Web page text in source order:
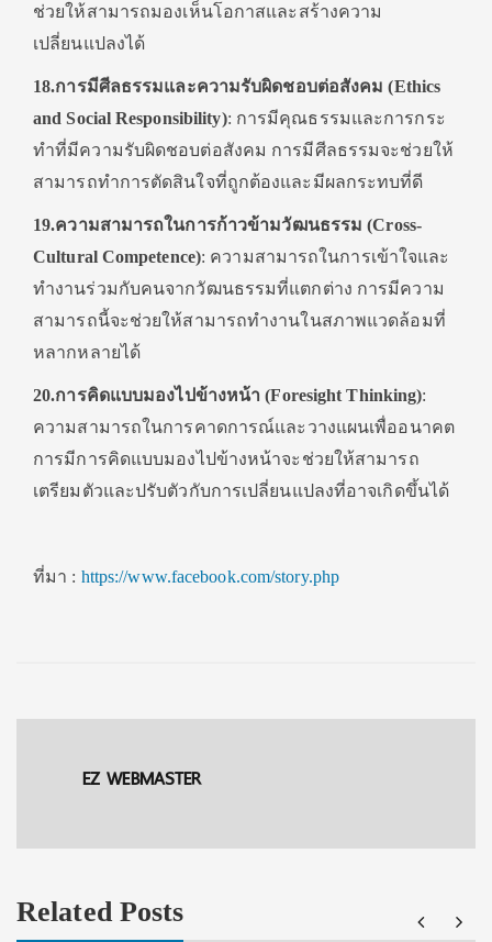
ช่วยให้สามารถมองเห็นโอกาสและสร้างความ
เปลี่ยนแปลงได้
18.การมีศีลธรรมและความรับผิดชอบต่อสังคม (Ethics
and Social Responsibility): การมีคุณธรรมและการกระ
ทำที่มีความรับผิดชอบต่อสังคม การมีศีลธรรมจะช่วยให้
สามารถทำการตัดสินใจที่ถูกต้องและมีผลกระทบที่ดี
19.ความสามารถในการก้าวข้ามวัฒนธรรม (Cross-
Cultural Competence): ความสามารถในการเข้าใจและ
ทำงานร่วมกับคนจากวัฒนธรรมที่แตกต่าง การมีความ
สามารถนี้จะช่วยให้สามารถทำงานในสภาพแวดล้อมที่
หลากหลายได้
20.การคิดแบบมองไปข้างหน้า (Foresight Thinking):
ความสามารถในการคาดการณ์และวางแผนเพื่ออนาคต
การมีการคิดแบบมองไปข้างหน้าจะช่วยให้สามารถ
เตรียมตัวและปรับตัวกับการเปลี่ยนแปลงที่อาจเกิดขึ้นได้
ที่มา : https://www.facebook.com/story.php
EZ WEBMASTER
Related Posts